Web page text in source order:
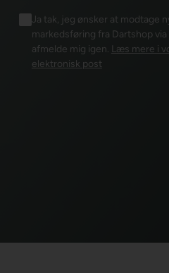
Ja tak, jeg ønsker at modtage
markedsføring fra Dartshop
afmelde mig igen. Læs mere i
elektronisk post